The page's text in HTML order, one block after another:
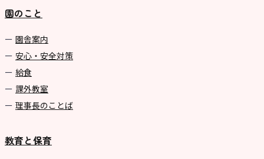
園のこと
園舎案内
安心・安全対策
給食
課外教室
理事長のことば
教育と保育